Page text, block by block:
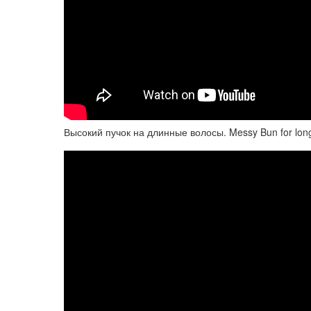
Высокий пучок на длинные волосы. Messy Bun for